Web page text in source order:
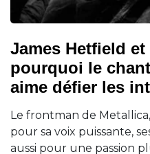
James Hetfield
pourquoi le
aime défier les
Le frontman de
pour sa voix puissante,
aussi pour une passion